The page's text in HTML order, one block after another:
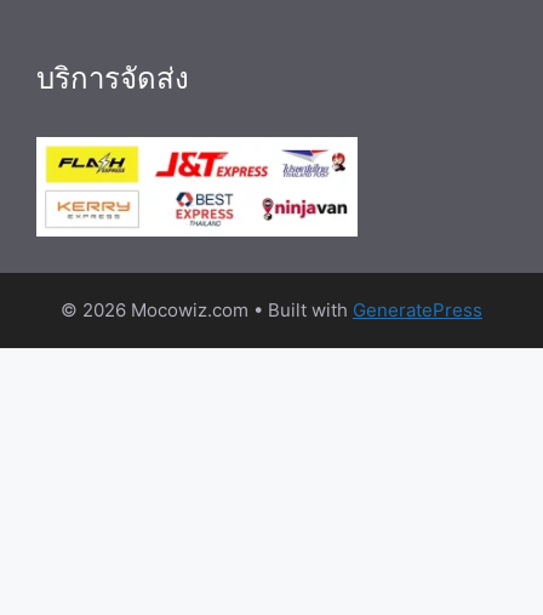
บริการจัดส่ง
© 2026 Mocowiz.com • Built with GeneratePress